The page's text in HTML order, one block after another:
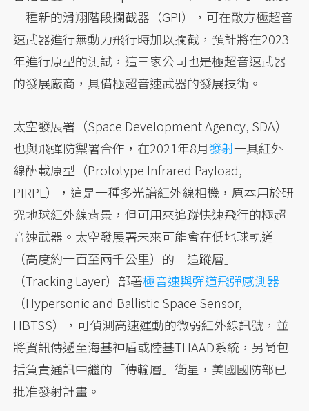
一種新的滑翔階段攔截器（GPI），可在敵方極超音
速武器進行無動力飛行時加以攔截，預計將在2023
年進行原型的測試，這三家公司也是極超音速武器
的發展廠商，具備極超音速武器的發展技術。
太空發展署（Space Development Agency, SDA）
也與飛彈防禦署合作，在2021年8月發射一具紅外
線酬載原型（Prototype Infrared Payload,
PIRPL），這是一種多光譜紅外線相機，原本用於研
究地球紅外線背景，但可用來追蹤快速飛行的極超
音速武器。太空發展署未來可能會在低地球軌道
（高度約一百至兩千公里）的「追蹤層」
（Tracking Layer）部署極音速與彈道飛彈感測器
（Hypersonic and Ballistic Space Sensor,
HBTSS），可偵測高速運動的微弱紅外線訊號，並
將資訊傳遞至海基神盾或陸基THAAD系統，另尚包
括負責通訊中繼的「傳輸層」衛星，美國國防部已
批准發射計畫。